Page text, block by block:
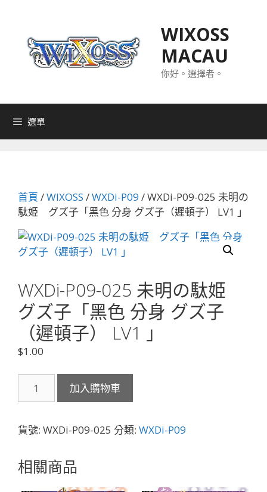
WIXOSS
MACAU
你好。選擇者。
選單
首頁 /WIXOSS /WXDi-P09 / WXDi-P09-025 未明の
駄姫 グズ子「黑色 分身 グズ子（遲頓子） LV1 」
WXDi-P09-025 未明の駄姫
グズ子「黑色 分身 グズ子
（遲頓子） LV1 」
$1.00
P09-
未
駄
加入購物車
貨號: WXDi-P09-025 分類: WXDi-P09
相關商品